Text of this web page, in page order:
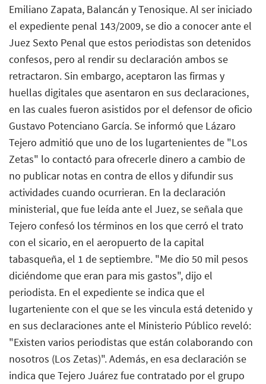
Emiliano Zapata, Balancán y Tenosique. Al ser iniciado
el expediente penal 143/2009, se dio a conocer ante el
Juez Sexto Penal que estos periodistas son detenidos
confesos, pero al rendir su declaración ambos se
retractaron. Sin embargo, aceptaron las firmas y
huellas digitales que asentaron en sus declaraciones,
en las cuales fueron asistidos por el defensor de oficio
Gustavo Potenciano García. Se informó que Lázaro
Tejero admitió que uno de los lugartenientes de "Los
Zetas" lo contactó para ofrecerle dinero a cambio de
no publicar notas en contra de ellos y difundir sus
actividades cuando ocurrieran. En la declaración
ministerial, que fue leída ante el Juez, se señala que
Tejero confesó los términos en los que cerró el trato
con el sicario, en el aeropuerto de la capital
tabasqueña, el 1 de septiembre. "Me dio 50 mil pesos
diciéndome que eran para mis gastos", dijo el
periodista. En el expediente se indica que el
lugarteniente con el que se les vincula está detenido y
en sus declaraciones ante el Ministerio Público reveló:
"Existen varios periodistas que están colaborando con
nosotros (Los Zetas)". Además, en esa declaración se
indica que Tejero Juárez fue contratado por el grupo